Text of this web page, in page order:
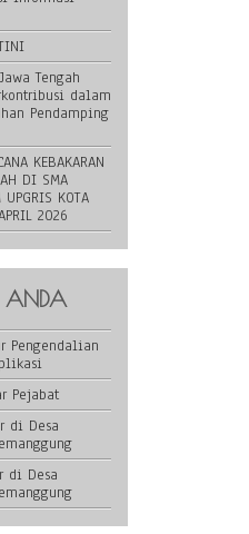
Tengah
dalam
Pendamping
KEBAKARAN
DI SMA
UPGRIS KOTA
2026
ANDA
Pengendalian
Pejabat
di Desa
di Desa